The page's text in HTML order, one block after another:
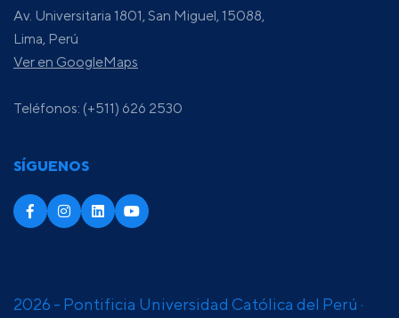
Av. Universitaria 1801, San Miguel, 15088,
Lima, Perú
Ver en GoogleMaps
Teléfonos: (+511) 626 2530
SÍGUENOS
2026 - Pontificia Universidad Católica del Perú ·